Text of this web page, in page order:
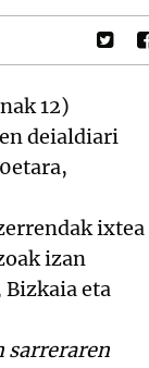
12)
deialdiari
ixtea
izan
eta
sarreraren